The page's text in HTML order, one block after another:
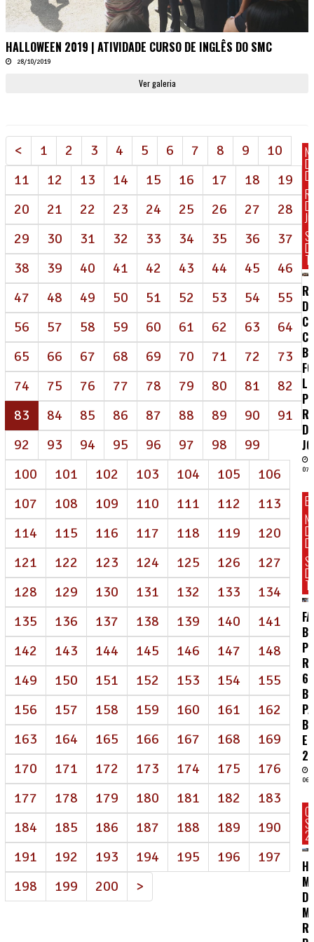
HALLOWEEN 2019 | ATIVIDADE CURSO DE INGLÊS DO SMC
28/10/2019
Ver galeria
< 1 2 3 4 5 6 7 8 9
10
11
12 13 14 15 16 17 18
19
20
21 22 23 24 25 26 27
28
29
30 31 32 33 34 35 36
37
38
39 40 41 42 43 44 45
46
47
48 49 50 51 52 53 54
55
56
57 58 59 60 61 62 63
64
65
66 67 68 69 70 71 72
73
74
75 76 77 78 79 80 81
82
83 (atual)
84 85 86 87 88 89 90
91
92
93 94 95 96 97 98
99
100
101 102 103 104 105
106
107
108 109 110 111 112
113
114
115 116 117 118 119
120
121
122 123 124 125 126
127
128
129 130 131 132 133
134
135
136 137 138 139 140
141
142
143 144 145 146 147
148
149
150 151 152 153 154
155
156
157 158 159 160 161
162
163
164 165 166 167 168
169
170
171 172 173 174 175
176
177
178 179 180 181 182
183
184
185 186 187 188 189
190
191
192 193 194 195 196
197
198
199 200 >
DE
DA
07/
06/